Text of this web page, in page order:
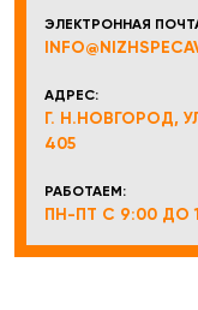
ЭЛЕКТРОННАЯ
АДРЕС:
Г. Н.НОВГОРОД,
405
РАБОТАЕМ:
ПН-ПТ С 9:00 ДО